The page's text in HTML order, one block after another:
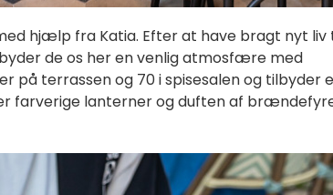
hjælp fra Katia. Efter at have bragt nyt liv
de os her en venlig atmosfære med
på terrassen og 70 i spisesalen og tilbyder
farverige lanterner og duften af